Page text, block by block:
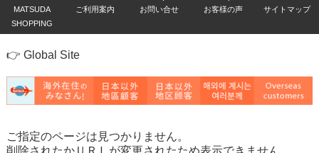
MATSUDA
SHOPPING
ご利用案内 お問い合せ お客様の声 サイトマップ
👉 Global Site
ご指定のページは見つかりません。
削除されたかＵＲＬが変更されたため表示できません。